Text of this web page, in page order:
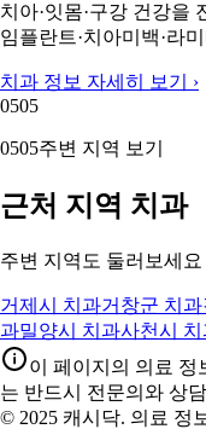
치아·잇몸·구강 건강을
임플란트·치아미백·라
치과 정보 자세히 보기 ›
0505
0505주변 지역 보기
근처 지역 치과
주변 지역도 둘러보세요
거제시 치과거창군 치과
과밀양시 치과사천시 치
이 페이지의 의료 정
는 반드시 전문의와 상
© 2025 캐시닥. 의료 정